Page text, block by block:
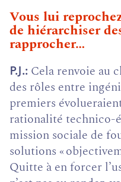
Vous lui
de hiérarchiser
rapprocher…
P.J. Cela renvoie au
des rôles entre
premiers
rationalité technico-
mission sociale de
solutions «
Quitte à en forcer